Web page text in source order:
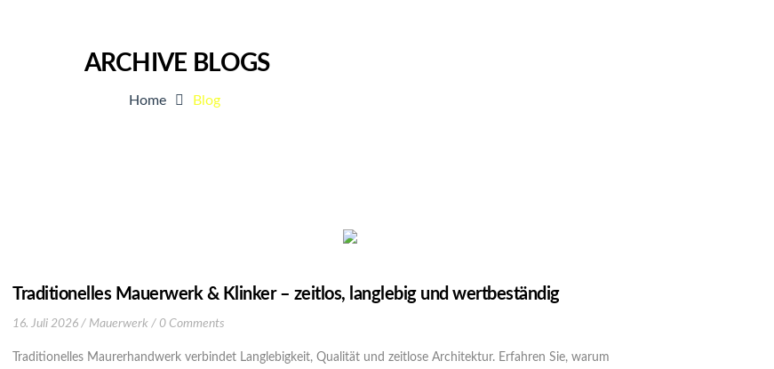
ARCHIVE BLOGS
Home Blog
Traditionelles Mauerwerk & Klinker – zeitlos, langlebig und wertbeständig
16. Juli 2026 Mauerwerk 0 Comments
Traditionelles Maurerhandwerk verbindet Langlebigkeit, Qualität und zeitlose Architektur. Erfahren Sie, warum